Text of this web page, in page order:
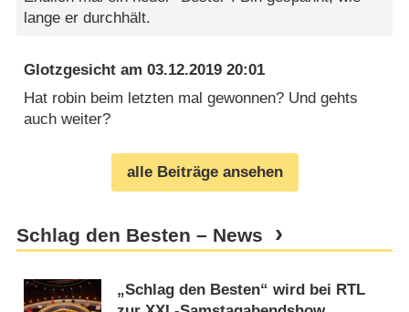
lange er durchhält.
Glotzgesicht am03.12.2019 20:01
Hat robin beim letzten mal gewonnen? Und gehts
auch weiter?
alle Beiträge ansehen
Schlag den Besten – News
„Schlag den Besten“ wird bei RTL